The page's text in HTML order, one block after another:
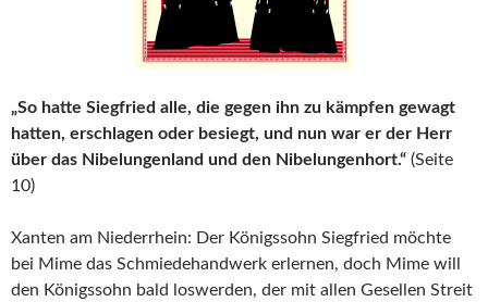
„So hatte Siegfried alle, die gegen ihn zu kämpfen gewagt
hatten, erschlagen oder besiegt, und nun war er der Herr
über das Nibelungenland und den Nibelungenhort.“ (Seite
10)
Xanten am Niederrhein: Der Königssohn Siegfried möchte
bei Mime das Schmiedehandwerk erlernen, doch Mime will
den Königssohn bald loswerden, der mit allen Gesellen Streit